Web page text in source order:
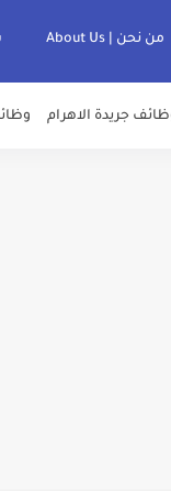
من نحن | About Us
جريدة الاهرام